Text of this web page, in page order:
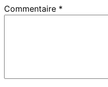
Commentaire *